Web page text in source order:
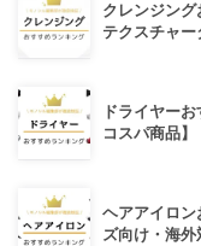
クレンジン
テクスチャー
ドライヤー
コスパ商品】
ヘアアイロ
ズ向け・海外